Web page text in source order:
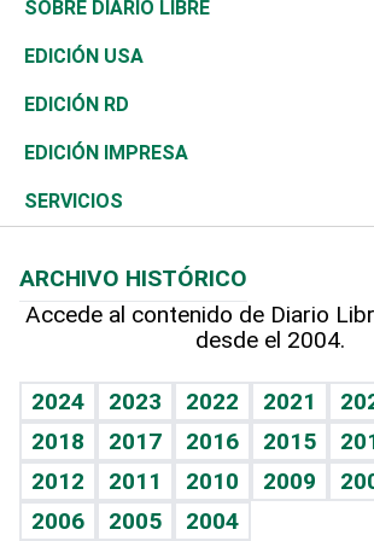
Reportajes
África
Ocenanía
Caribe
Resto del mundo
Vivienda
Telecom.
Global y variable
Economía personal
Buena Vida
Sociales
Novedades
Podcast Arte Libre
Hablando con el pediatra
Vida y familia
Eñe
Celebrando la vida
Sin complejos
Ciclismo
Tenis
Olimpismo
Más deportes
Línea de hit
BRV
TBT Deportivo
Editorial
De buena tinta
En Directo
Frente al Statu Quo
El Espía
Columnistas
Más firmas
Clima
Tecnología
Historia
Despertando al gigante
Cambio climático
Mundo
Economía
Revista
Deportes
Opinión
Hecho en casa
Guía del dinero
SOBRE DIARIO LIBRE
EDICIÓN USA
EDICIÓN RD
EDICIÓN IMPRESA
SERVICIOS
Cumpleaños
Horóscopos
Juegos
ARCHIVO HISTÓRICO
Accede al contenido de Diario
desde el 2004.
2024 2023 2022 2021
2018
2017 2016 2015
2012
2011 2010 2009
2006
2005 2004